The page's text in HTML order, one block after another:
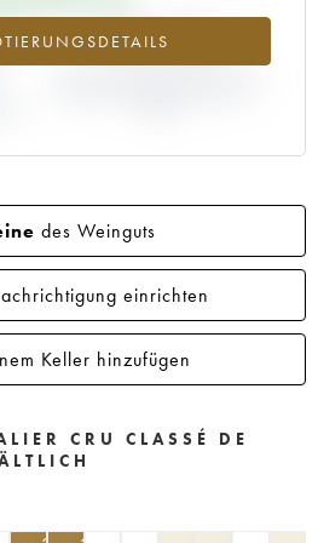
1947 1945
+18.18%
des Weinguts
einrichten
Keller hinzufügen
CRU CLASSÉ DE